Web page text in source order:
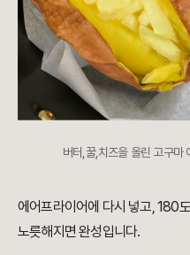
버터,꿀,치즈을 올린 고구
에어프라이어에 다시 넣고, 180
노릇해지면 완성입니다.